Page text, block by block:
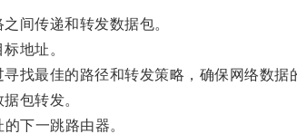
间传递和转发数据包。
地址。
最佳的路径和转发策略，确保网络数据
包转发。
下一跳路由器。